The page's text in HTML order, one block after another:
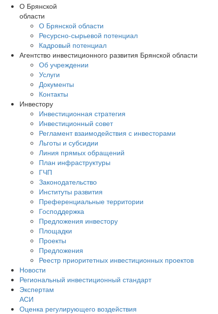
О Брянской
области
О Брянской области
Ресурсно-сырьевой потенциал
Кадровый потенциал
Агентство инвестиционного развития Брянской области
Об учреждении
Услуги
Документы
Контакты
Инвестору
Инвестиционная стратегия
Инвестиционный совет
Регламент взаимодействия с инвесторами
Льготы и субсидии
Линия прямых обращений
План инфраструктуры
ГЧП
Законодательство
Институты развития
Преференциальные территории
Господдержка
Предложения инвестору
Площадки
Проекты
Предложения
Реестр приоритетных инвестиционных проектов
Новости
Региональный инвестиционный стандарт
Экспертам
АСИ
Оценка регулирующего воздействия